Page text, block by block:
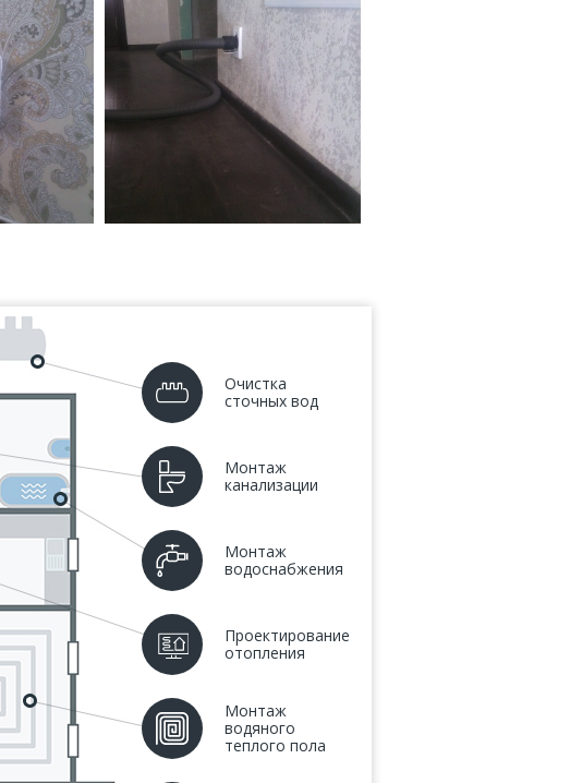
Очистка
сточных вод
Монтаж
канализации
Монтаж
водоснабжения
Проектирование
отопления
Монтаж
водяного
теплого пола